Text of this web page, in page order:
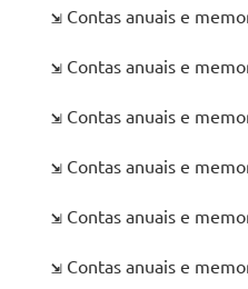
⇲Contas anuais e
⇲Contas anuais e
⇲Contas anuais e
⇲Contas anuais e
⇲Contas anuais e
⇲Contas anuais e